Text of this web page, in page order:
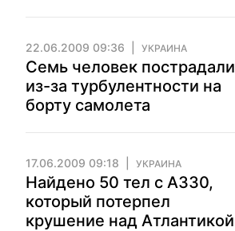
22.06.2009 09:36 УКРАИНА
Семь человек пострадали
из-за турбулентности на
борту самолета
17.06.2009 09:18 УКРАИНА
Найдено 50 тел с А330,
который потерпел
крушение над Атлантикой